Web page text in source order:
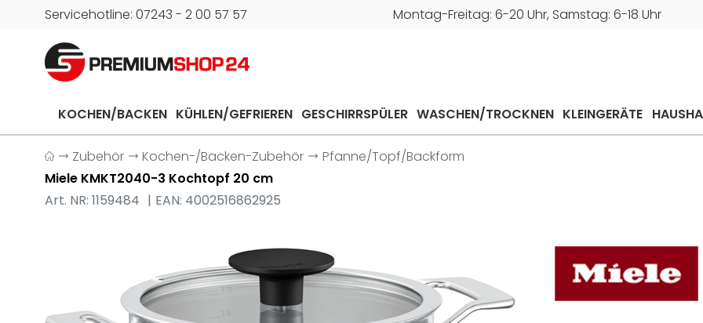
Servicehotline: 07243 - 2 00 57 57 Montag-Freitag: 6-20 Uhr, Samstag: 6-18 Uhr
KOCHEN/BACKEN KÜHLEN/GEFRIEREN GESCHIRRSPÜLER WASCHEN/TROCKNEN KLEINGERÄTE
Zubehör Kochen-/Backen-Zubehör
Pfanne/Topf/Backform
Miele KMKT2040-3 Kochtopf 20 cm
Art. NR: 1159484
EAN: 4002516862925